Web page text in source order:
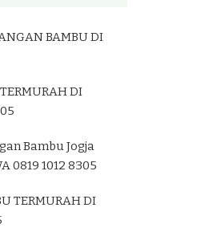
BAMBU DI
DI
Bambu Jogja
0819 1012 8305
TERMURAH DI